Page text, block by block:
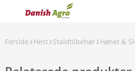
Forside Hest Staldtilbehør Hønet &